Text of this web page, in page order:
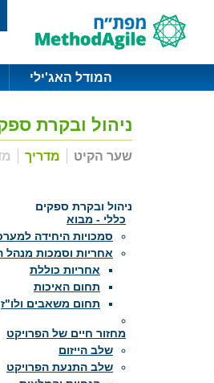
המודל האג'ילי
ניהול ובקרת
שער הקיט מדריך
ניהול ובקרת ספקים
כללי - מבוא
סמכויות היחידה
אחריות וסמכות מנהל
אחריות כוללת
תחום האיכות
תחום משאבים ולו"ז
מחזור חיים של הפרויקט
שלב הייזום
שלב התנעת הפרויקט